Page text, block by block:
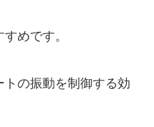
めです。
の振動を制御する効